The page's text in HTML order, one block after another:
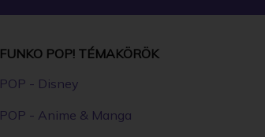
FUNKO POP! TÉMAKÖRÖK
POP - Disney
POP - Anime & Manga